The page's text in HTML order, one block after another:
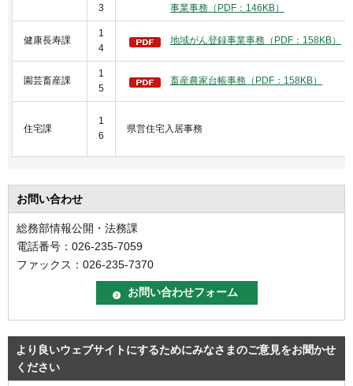
3
事業事務（PDF：146KB）
健康長寿課
1
4
地域がん登録事業事務（PDF：158KB）
園芸畜産課
1
5
畜産農家台帳事務（PDF：158KB）
住宅課
1
6
県営住宅入居事務
お問い合わせ
総務部情報公開・法務課
電話番号：026-235-7059
ファックス：026-235-7370
より良いウェブサイトにするためにみなさまのご意見をお聞かせ
ください